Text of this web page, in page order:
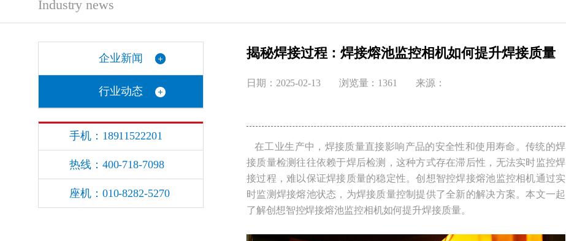
Industry news
揭秘焊接过程：焊接熔池监控相机如何提升焊接质量
日期：2025-02-13 浏览量：1361 来源：
在工业生产中，焊接质量直接影响产品的安全性和使用寿命。传统的焊
接质量检测往往依赖于焊后检测，这种方式存在滞后性，无法实时监控焊
接过程，难以保证焊接质量的稳定性。创想智控焊接熔池监控相机通过实
时监测焊接熔池状态，为焊接质量控制提供了全新的解决方案。本文一起
了解创想智控焊接熔池监控相机如何提升焊接质量。
企业新闻
行业动态
手机：18911522201
热线：400-718-7098
座机：010-8282-5270